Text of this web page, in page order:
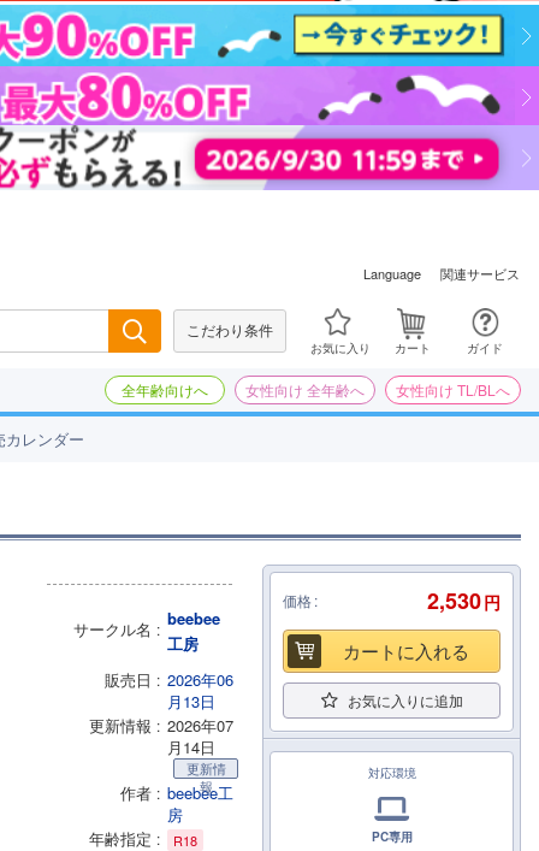
Language 関連サービス
こだわり条件
お気に入り カート ガイド
全年齢向けへ 女性向け 全年齢へ 女性向け TL/BLへ
カレンダー
サークル名
beebee
工房
販売日
2026年06
月13日
更新情報
2026年07
月14日
更新情
報
作者
beebee工
房
年齢指定
R18
価格 2,530円
カートに入れる
お気に入りに追加
対応環境
PC専用